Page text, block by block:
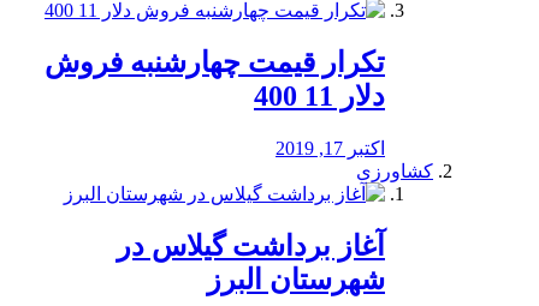
تکرار قیمت چهارشنبه فروش
دلار 11 400
اکتبر 17, 2019
کشاورزی
آغاز برداشت گیلاس در
شهرستان البرز